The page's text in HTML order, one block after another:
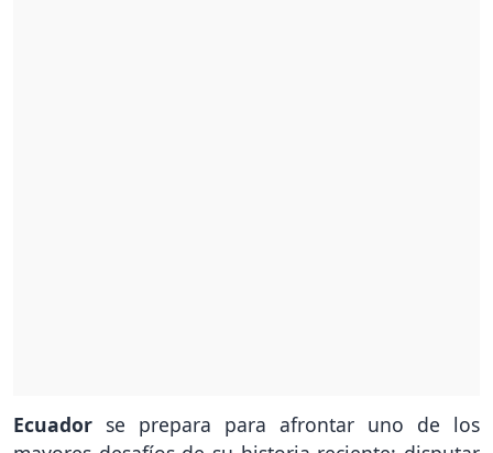
Ecuador se prepara para afrontar uno de los